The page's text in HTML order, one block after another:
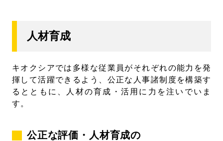
人材育成
キオクシアでは多様な従業員がそれぞれの能力を発
揮して活躍できるよう、公正な人事諸制度を構築す
るとともに、人材の育成・活用に力を注いでいま
す。
公正な評価・人材育成の